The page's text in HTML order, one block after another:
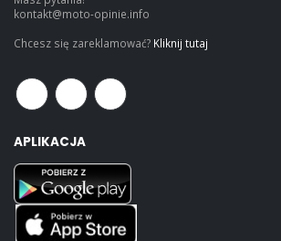
kontakt@moto-opinie.info
Chcesz się zareklamować? Kliknij tutaj
APLIKACJA